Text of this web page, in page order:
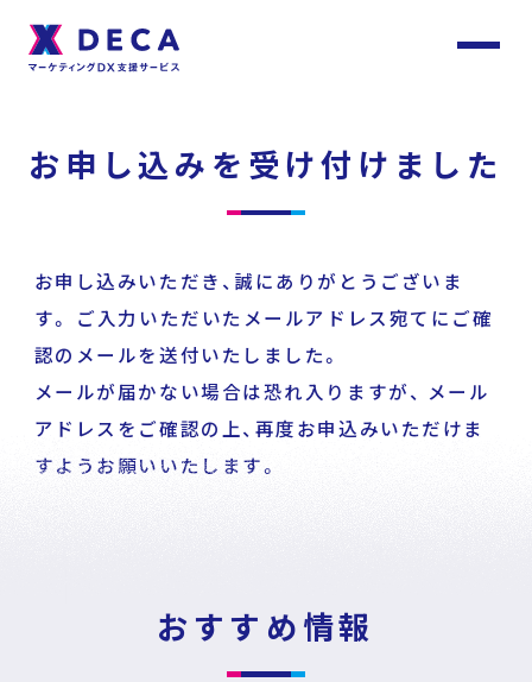
About
DECAについて
Services
サービス
サービストップ
DECA Marketing Agent
CustomerStories
お申し込みを受け付けました
お申し込みいただき、誠にありがとうございま
す。
ご入力いただいたメールアドレス宛てにご確
認のメールを送付いたしました。
メールが届かない場合は恐れ入りますが、 メール
アドレスをご確認の上、再度お申込みいただけま
すようお願いいたします。
おすすめ情報